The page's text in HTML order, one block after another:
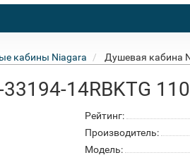
кабины Niagara Душевая кабина
14RBKTG
Рейтинг:
Производитель:
Модель: